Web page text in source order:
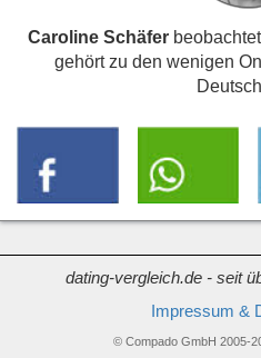
Caroline Schäfer
gehört zu den wenigen
dating-vergleich.de - seit
Impressum &
© Compado GmbH 2005-